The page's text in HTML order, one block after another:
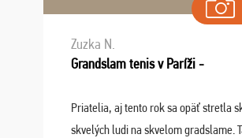
Zuzka N.
Grandslam tenis v Paríži -
Priatelia, aj tento rok sa opäť stretla
skvelých ludi na skvelom gradslame.